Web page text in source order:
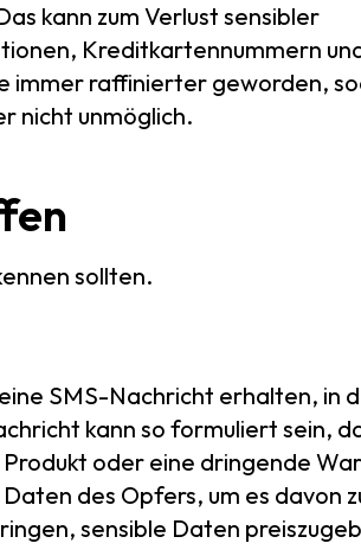
kann zum Verlust sensibler
Kreditkartennummern
immer raffinierter geworden,
nicht unmöglich.
sollten.
SMS-Nachricht erhalten, in
kann so formuliert sein,
oder eine dringende
des Opfers, um es davon
sensible Daten